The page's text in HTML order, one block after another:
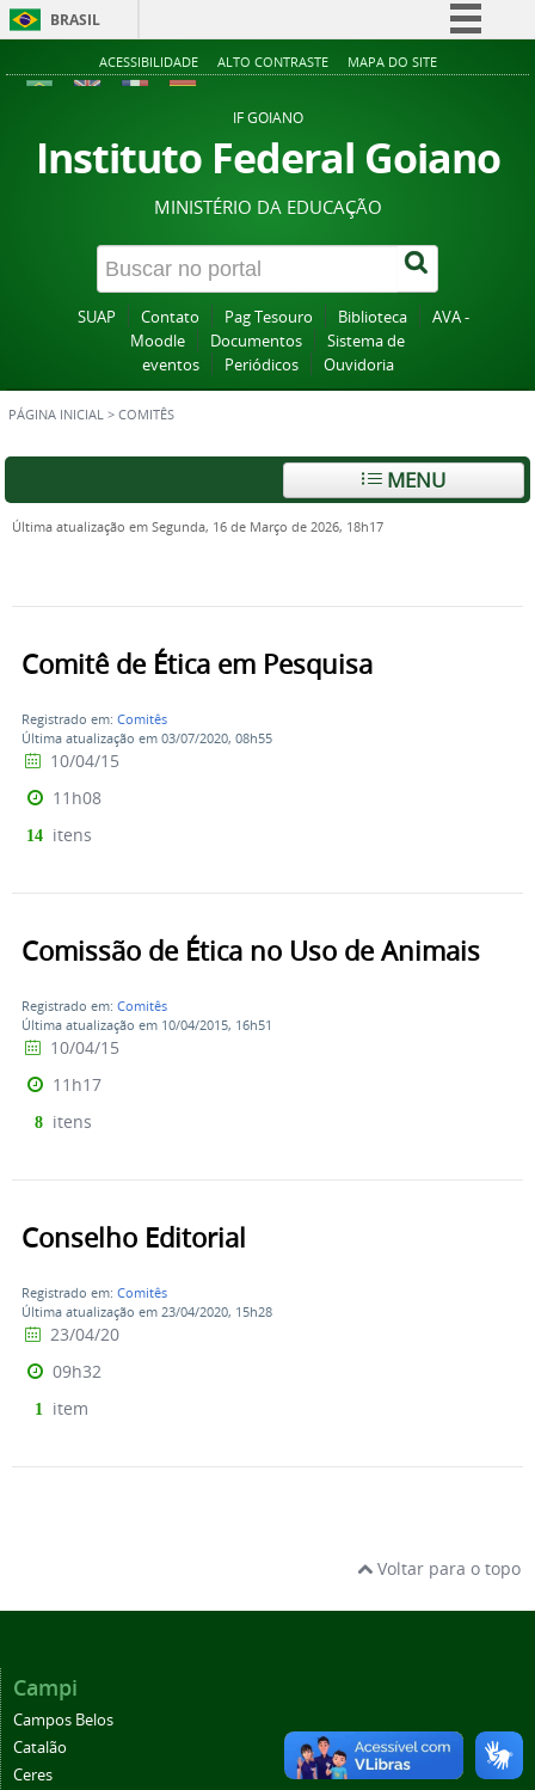
BRASIL
Simplifique!
Acesso à informação
Legislação
Canais
ACESSIBILIDADE ALTO CONTRASTE MAPA DO SITE
IF GOIANO
Instituto Federal Goiano
MINISTÉRIO DA EDUCAÇÃO
SUAP Contato Pag Tesouro Biblioteca
AVA -
Moodle
Documentos
Sistema de
eventos
Periódicos Ouvidoria
PÁGINA INICIAL > COMITÊS
MENU
Última atualização em Segunda, 16 de Março de 2026, 18h17
Comitê de Ética em Pesquisa
Registrado em: Comitês
Última atualização em 03/07/2020, 08h55
10/04/15
11h08
14 itens
Comissão de Ética no Uso de Animais
Registrado em: Comitês
Última atualização em 10/04/2015, 16h51
10/04/15
11h17
8 itens
Conselho Editorial
Registrado em: Comitês
Última atualização em 23/04/2020, 15h28
23/04/20
09h32
1 item
Voltar para o topo
Campi
Campos Belos
Catalão
Ceres